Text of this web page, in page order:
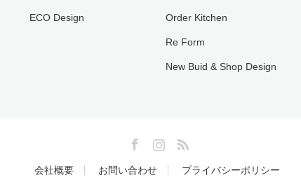
ECO Design Order Kitchen
Re Form
New Buid & Shop Design
会社概要 お問い合わせ プライバシーポリシー